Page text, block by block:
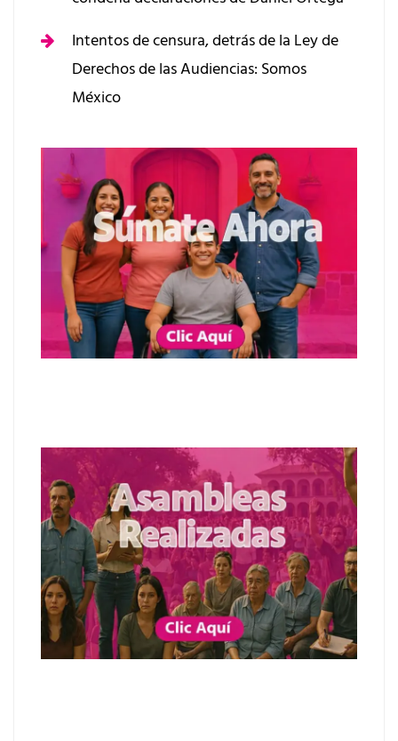
Intentos de censura, detrás de la Ley de
Derechos de las Audiencias: Somos
México